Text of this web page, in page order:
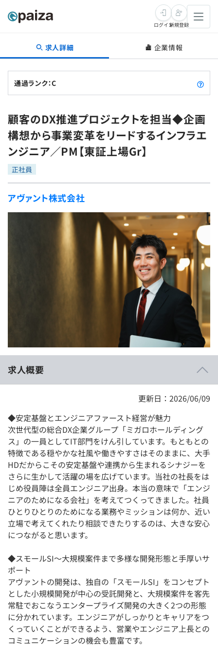
転職・キャリア
転職成功ガイド
転職エージェント
インタビュー
転職成功ガイド
新卒就活
求人検索
本選考
インターン
新卒エージェント
イベント・セミナー
学習
問題集
4択課題
学校向けプラン
契約内容・クーポン
プログラミング言語
ゲーム・マンガ
Tech Team Journal
paizaとは？
ログイン新規登録
求人詳細 企業情報
通過ランク：C
顧客のDX推進プロジェクトを担当◆企画
構想から事業変革をリードするインフラエ
ンジニア／PM【東証上場Gr】
正社員
アヴァント株式会社
求人概要
更新日：2026/06/09
◆安定基盤とエンジニアファースト経営が魅力
次世代型の総合DX企業グループ「ミガロホールディング
ス」の一員としてIT部門をけん引しています。もともとの
特徴である穏やかな社風や働きやすさはそのままに、大手
HDだからこその安定基盤や連携から生まれるシナジーを
さらに生かして活躍の場を広げています。当社の社長をは
じめ役員陣は全員エンジニア出身。本当の意味で「エンジ
ニアのためになる会社」を考えてつくってきました。社員
ひとりひとりのためになる業務やミッションは何か、近い
立場で考えてくれたり相談できたりするのは、大きな安心
につながると思います。
◆スモールSI〜大規模案件まで多様な開発形態と手厚いサ
ポート
アヴァントの開発は、独自の「スモールSI」をコンセプト
とした小規模開発が中心の受託開発と、大規模案件を客先
常駐でおこなうエンタープライズ開発の大きく2つの形態
に分かれています。エンジニアがしっかりとキャリアをつ
くっていくことができるよう、営業やエンジニア上長との
コミュニケーションの機会も豊富です。